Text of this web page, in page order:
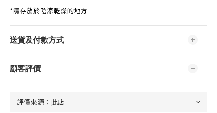
*請存放於陰涼乾燥的地方
送貨及付款方式
顧客評價